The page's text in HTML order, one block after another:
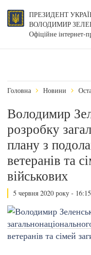
ПРЕЗИДЕНТ
ВОЛОДИМИР
Офіційне інтернет-
Головна Новини
Володимир
розробку
плану з
ветеранів та
військових
5 червня 2020 року - 16:15